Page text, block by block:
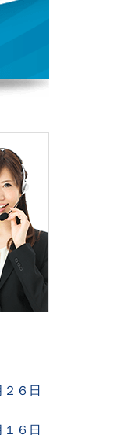
６日
６日